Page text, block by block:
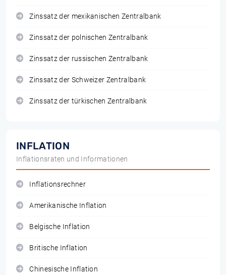
Zinssatz der mexikanischen Zentralbank
Zinssatz der polnischen Zentralbank
Zinssatz der russischen Zentralbank
Zinssatz der Schweizer Zentralbank
Zinssatz der türkischen Zentralbank
INFLATION
Inflationsraten und Informationen
Inflationsrechner
Amerikanische Inflation
Belgische Inflation
Britische Inflation
Chinesische Inflation